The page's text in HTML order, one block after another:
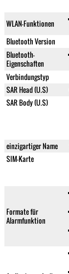
WLAN-Funktionen
Bluetooth Version
Bluetooth-
Eigenschaften
Verbindungstyp
SAR Head (U.S)
SAR Body (U.S)
einzigartiger Name
SIM-Karte
Formate für
Alarmfunktion